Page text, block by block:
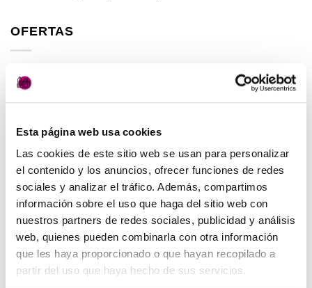
Esta página web usa cookies
Las cookies de este sitio web se usan para personalizar
el contenido y los anuncios, ofrecer funciones de redes
sociales y analizar el tráfico. Además, compartimos
información sobre el uso que haga del sitio web con
nuestros partners de redes sociales, publicidad y análisis
web, quienes pueden combinarla con otra información
que les haya proporcionado o que hayan recopilado a
partir del uso que haya hecho de sus servicios.
OFERTAS
Elisièr Instant Bond Tratamiento
original
137,00€.
actual
130,00€.
Elisièr Tratamiento Instantaneo 50ml
48,00€ El
precio
original
era:
48,00€.
45,00 €El
precio
actual
es:
45,00€.
(IVA incluido)
Paleta de Maquillaje Avon
32,99€ El
precio
original
era:
32,99€.
28,50€El
precio
actual
es:
28,50€.
(IVA incluido)
Maquíllate
precio
8,50
El(IVA incluido)